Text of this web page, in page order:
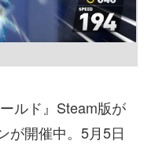
ルド』Steam版が
が開催中。5月5日